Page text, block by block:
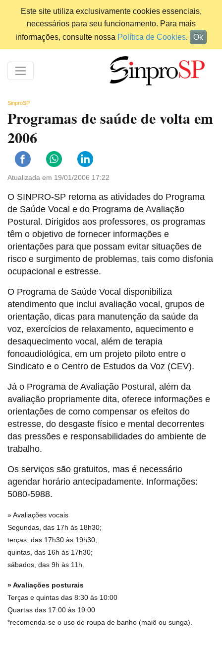
Este site utiliza exclusivamente cookies essenciais,
necessários para seu funcionamento. Para mais
informações, consulte nossa Política de Cookies. Ok
SinproSP
Programas de saúde de volta em
2006
Atualizada em 19/01/2006 17:22
O SINPRO-SP retoma as atividades do Programa
de Saúde Vocal e do Programa de Avaliação
Postural. Dirigidos aos professores, os programas
têm o objetivo de fornecer informações e
orientações para que possam evitar situações de
risco e surgimento de problemas, tais como disfonia
ocupacional e estresse.
O Programa de Saúde Vocal disponibiliza
atendimento que inclui avaliação vocal, grupos de
orientação, dicas para manutenção da saúde da
voz, exercícios de relaxamento, aquecimento e
desaquecimento vocal, além de terapia
fonoaudiológica, em um projeto piloto entre o
Sindicato e o Centro de Estudos da Voz (CEV).
Já o Programa de Avaliação Postural, além da
avaliação propriamente dita, oferece informações e
orientações de como compensar os efeitos do
estresse, do desgaste físico e mental decorrentes
das pressões e responsabilidades do ambiente de
trabalho.
Os serviços são gratuitos, mas é necessário
agendar horário antecipadamente. Informações:
5080-5988.
» Avaliações vocais
Segundas, das 17h às 18h30;
terças, das 17h30 às 19h30;
quintas, das 16h às 17h30;
sábados, das 9h às 11h.
» Avaliações posturais
Terças e quintas das 8:30 às 10:00
Quartas das 17:00 às 19:00
*recomenda-se o uso de roupa de banho (maiô ou sunga).